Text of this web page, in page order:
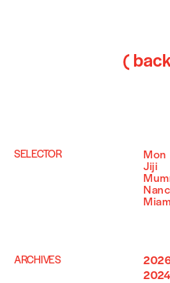
(
SELECTOR Mon
Jiji
ARCHIVES
2024